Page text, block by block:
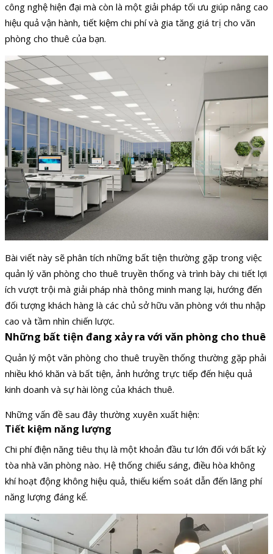
công nghệ hiện đại mà còn là một giải pháp tối ưu giúp nâng cao
hiệu quả vận hành, tiết kiệm chi phí và gia tăng giá trị cho văn
phòng cho thuê của bạn.
Bài viết này sẽ phân tích những bất tiện thường gặp trong việc
quản lý văn phòng cho thuê truyền thống và trình bày chi tiết lợi
ích vượt trội mà giải pháp nhà thông minh mang lại, hướng đến
đối tượng khách hàng là các chủ sở hữu văn phòng với thu nhập
cao và tầm nhìn chiến lược.
Những bất tiện đang xảy ra với văn phòng cho thuê
Quản lý một văn phòng cho thuê truyền thống thường gặp phải
nhiều khó khăn và bất tiện, ảnh hưởng trực tiếp đến hiệu quả
kinh doanh và sự hài lòng của khách thuê.
Những vấn đề sau đây thường xuyên xuất hiện:
Tiết kiệm năng lượng
Chi phí điện năng tiêu thụ là một khoản đầu tư lớn đối với bất kỳ
tòa nhà văn phòng nào. Hệ thống chiếu sáng, điều hòa không
khí hoạt động không hiệu quả, thiếu kiểm soát dẫn đến lãng phí
năng lượng đáng kể.